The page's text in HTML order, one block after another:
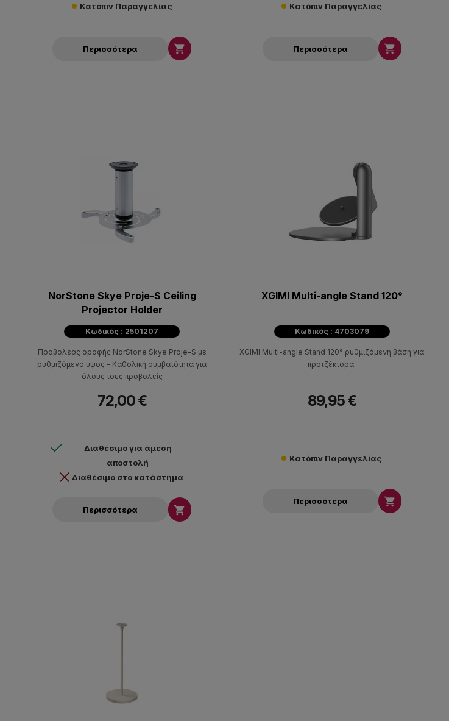
Κατόπιν Παραγγελίας
Περισσότερα 
Κατόπιν Παραγγελίας
Περισσότερα 
NorStone Skye Proje-S Ceiling
Projector Holder
Κωδικός : 2501207
Προβολέας οροφής NorStone Skye Proje-S με
ρυθμιζόμενο ύψος - Καθολική συμβατότητα για
όλους τους προβολείς
72,00 €
Διαθέσιμο για άμεση
αποστολή
Διαθέσιμο στο κατάστημα
Περισσότερα 
XGIMI Multi-angle Stand 120°
Κωδικός : 4703079
XGIMI Multi-angle Stand 120° ρυθμιζόμενη βάση για
προτζέκτορα.
89,95 €
Κατόπιν Παραγγελίας
Περισσότερα 